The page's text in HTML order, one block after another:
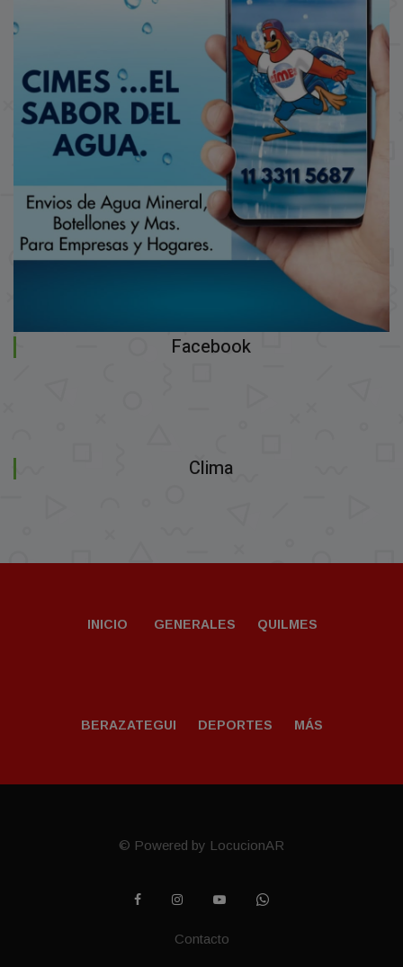
Facebook
Clima
INICIO GENERALES QUILMES
BERAZATEGUI DEPORTES MÁS
© Powered by LocucionAR
Contacto